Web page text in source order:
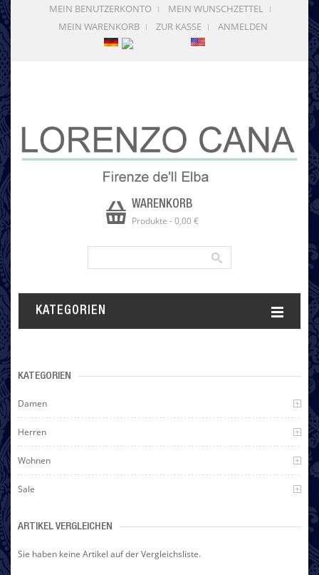
MEIN BENUTZERKONTO
MEIN WUNSCHZETTEL
MEIN WARENKORB
ZUR KASSE ANMELDEN
WARENKORB
Produkte -0,00 €
KATEGORIEN
KATEGORIEN
Damen
Herren
Wohnen
Sale
ARTIKEL VERGLEICHEN
Sie haben keine Artikel auf der Vergleichsliste.